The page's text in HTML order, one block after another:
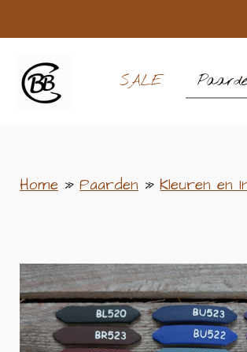
direct
naar
de
hoofdinhoud
SALE
Home » Paarden » Kleuren en